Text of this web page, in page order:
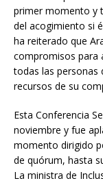
primer momento y
del acogimiento si
ha reiterado que
compromisos para
todas las personas
recursos de su
Esta Conferencia
noviembre y fue
momento dirigido
de quórum, hasta
La ministra de